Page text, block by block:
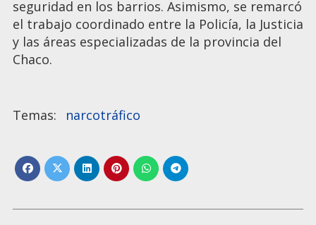
seguridad en los barrios. Asimismo, se remarcó
el trabajo coordinado entre la Policía, la Justicia
y las áreas especializadas de la provincia del
Chaco.
narcotráfico